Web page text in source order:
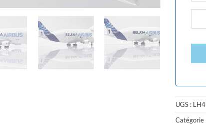
UGS :
Catégorie